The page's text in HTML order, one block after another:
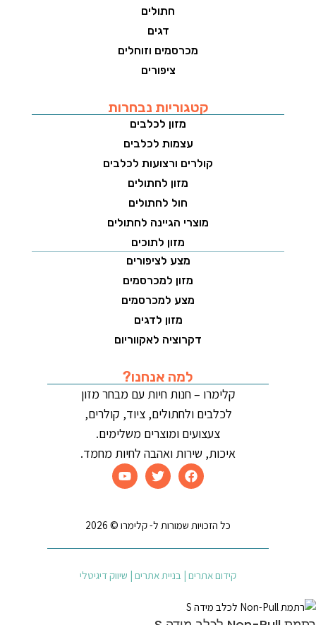
חתולים
דגים
מכרסמים וזוחלים
ציפורים
קטגוריות נבחרות
מזון לכלבים
עצמות לכלבים
קולרים ורצועות לכלבים
מזון לחתולים
חול לחתולים
מוצרי הגיינה לחתולים
מזון לתוכים
מצע לציפורים
מזון למכרסמים
מצע למכרסמים
מזון לדגים
דקרוציה לאקווריום
למה אנחנו?
קלימרו – חנות חיות עם מבחר מזון
לכלבים ולחתולים, ציוד, קולרים,
צעצועים ומוצרים משלימים.
איכות, שירות ואהבה לחיות מחמד.
כל הזכויות שמורות ל- קלימרו © 2026
קידום אתרים | בניית אתרים | שיווק דיגיטלי
רתמת Non-Pull לכלב מידה S